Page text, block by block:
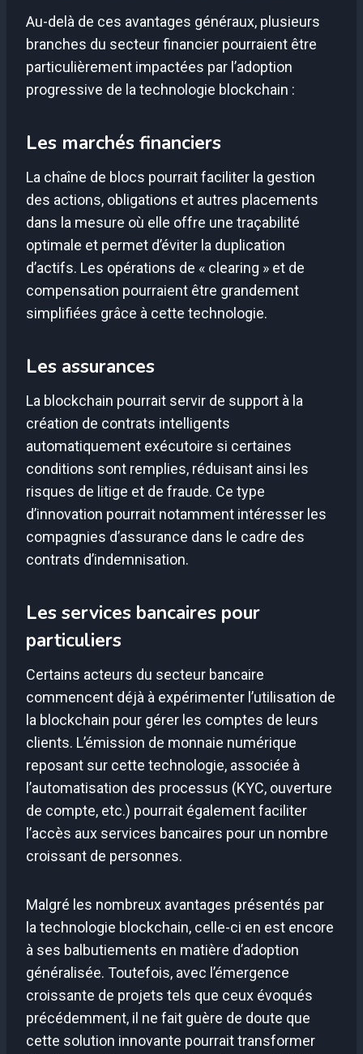
Au-delà de ces avantages généraux, plusieurs
branches du secteur financier pourraient être
particulièrement impactées par l’adoption
progressive de la technologie blockchain :
Les marchés financiers
La chaîne de blocs pourrait faciliter la gestion
des actions, obligations et autres placements
dans la mesure où elle offre une traçabilité
optimale et permet d’éviter la duplication
d’actifs. Les opérations de « clearing » et de
compensation pourraient être grandement
simplifiées grâce à cette technologie.
Les assurances
La blockchain pourrait servir de support à la
création de contrats intelligents
automatiquement exécutoire si certaines
conditions sont remplies, réduisant ainsi les
risques de litige et de fraude. Ce type
d’innovation pourrait notamment intéresser les
compagnies d’assurance dans le cadre des
contrats d’indemnisation.
Les services bancaires pour
particuliers
Certains acteurs du secteur bancaire
commencent déjà à expérimenter l’utilisation de
la blockchain pour gérer les comptes de leurs
clients. L’émission de monnaie numérique
reposant sur cette technologie, associée à
l’automatisation des processus (KYC, ouverture
de compte, etc.) pourrait également faciliter
l’accès aux services bancaires pour un nombre
croissant de personnes.
Malgré les nombreux avantages présentés par
la technologie blockchain, celle-ci en est encore
à ses balbutiements en matière d’adoption
généralisée. Toutefois, avec l’émergence
croissante de projets tels que ceux évoqués
précédemment, il ne fait guère de doute que
cette solution innovante pourrait transformer